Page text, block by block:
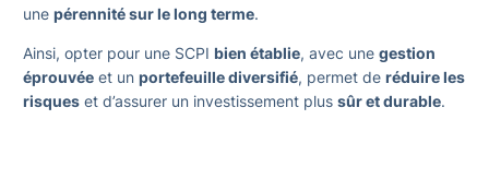
une pérennité sur le long terme.
Ainsi, opter pour une SCPI bien établie, avec une gestion
éprouvée et un portefeuille diversifié, permet de réduire les
risques et d’assurer un investissement plus sûr et durable.